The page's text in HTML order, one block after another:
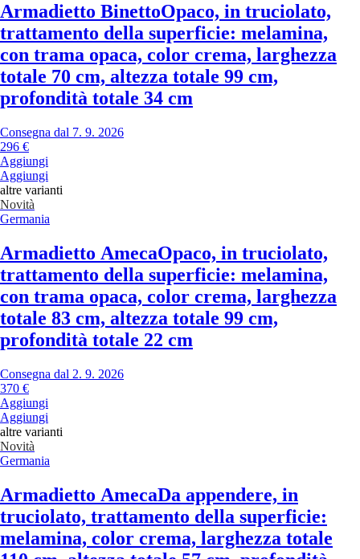
Armadietto BinettoOpaco, in truciolato,
trattamento della superficie: melamina,
con trama opaca, color crema, larghezza
totale 70 cm, altezza totale 99 cm,
profondità totale 34 cm
Consegna dal 7. 9. 2026
296 €
Aggiungi
Aggiungi
altre varianti
Novità
Germania
Armadietto AmecaOpaco, in truciolato,
trattamento della superficie: melamina,
con trama opaca, color crema, larghezza
totale 83 cm, altezza totale 99 cm,
profondità totale 22 cm
Consegna dal 2. 9. 2026
370 €
Aggiungi
Aggiungi
altre varianti
Novità
Germania
Armadietto AmecaDa appendere, in
truciolato, trattamento della superficie:
melamina, color crema, larghezza totale